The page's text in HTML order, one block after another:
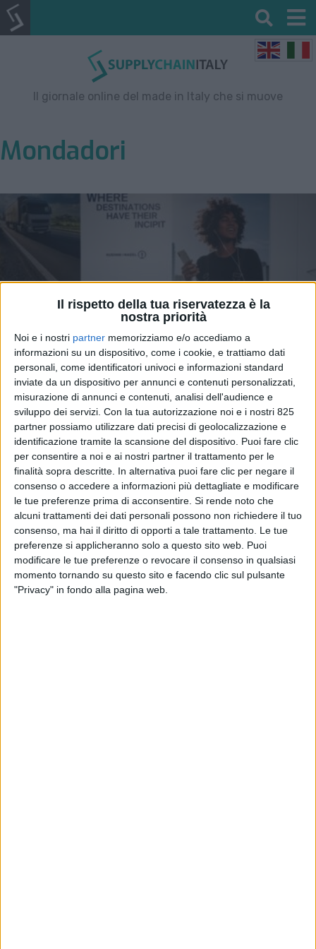
Il rispetto della tua riservatezza è la
nostra priorità
Noi e i nostri partner memorizziamo e/o accediamo a
informazioni su un dispositivo, come i cookie, e trattiamo dati
personali, come identificatori univoci e informazioni standard
inviate da un dispositivo per annunci e contenuti personalizzati,
misurazione di annunci e contenuti, analisi dell'audience e
sviluppo dei servizi. Con la tua autorizzazione noi e i nostri 825
partner possiamo utilizzare dati precisi di geolocalizzazione e
identificazione tramite la scansione del dispositivo. Puoi fare clic
per consentire a noi e ai nostri partner il trattamento per le
finalità sopra descritte. In alternativa puoi fare clic per negare il
consenso o accedere a informazioni più dettagliate e modificare
le tue preferenze prima di acconsentire. Si rende noto che
alcuni trattamenti dei dati personali possono non richiedere il tuo
consenso, ma hai il diritto di opporti a tale trattamento. Le tue
preferenze si applicheranno solo a questo sito web. Puoi
modificare le tue preferenze o revocare il consenso in qualsiasi
momento tornando su questo sito e facendo clic sul pulsante
"Privacy" in fondo alla pagina web.
Il giornale online del made in Italy che si muove
Mondadori
Mondadori inaugura il nuovo
fulfillment centre di Mantova
a gestione Kuehne+Nagel
LOGISTICA 7 LUGLIO 2026